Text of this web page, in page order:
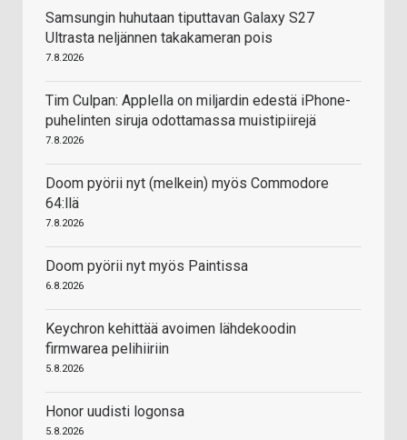
Samsungin huhutaan tiputtavan Galaxy S27
Ultrasta neljännen takakameran pois
7.8.2026
Tim Culpan: Applella on miljardin edestä iPhone-
puhelinten siruja odottamassa muistipiirejä
7.8.2026
Doom pyörii nyt (melkein) myös Commodore
64:llä
7.8.2026
Doom pyörii nyt myös Paintissa
6.8.2026
Keychron kehittää avoimen lähdekoodin
firmwarea pelihiiriin
5.8.2026
Honor uudisti logonsa
5.8.2026